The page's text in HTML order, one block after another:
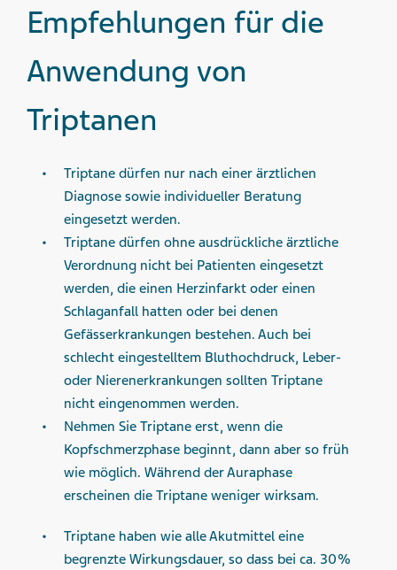
Empfehlungen für die
Anwendung von
Triptanen
Triptane dürfen nur nach einer ärztlichen
Diagnose sowie individueller Beratung
eingesetzt werden.
Triptane dürfen ohne ausdrückliche ärztliche
Verordnung nicht bei Patienten eingesetzt
werden, die einen Herzinfarkt oder einen
Schlaganfall hatten oder bei denen
Gefässerkrankungen bestehen. Auch bei
schlecht eingestelltem Bluthochdruck, Leber-
oder Nierenerkrankungen sollten Triptane
nicht eingenommen werden.
Nehmen Sie Triptane erst, wenn die
Kopfschmerzphase beginnt, dann aber so früh
wie möglich. Während der Auraphase
erscheinen die Triptane weniger wirksam.
Triptane haben wie alle Akutmittel eine
begrenzte Wirkungsdauer, so dass bei ca. 30 %